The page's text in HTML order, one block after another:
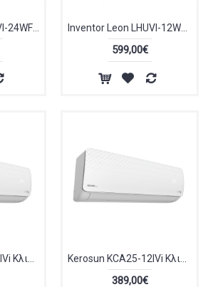
599,00€
389,00€